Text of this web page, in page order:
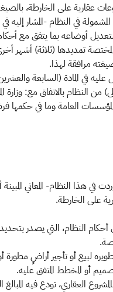
عقارية على الخارطة،
في النظام -المشار إليه
لتعديل أوضاعه بما يتفق مع
تمديدها (ثلاثة) أشهر
مرافقة لهذا.
عليه في المادة (السابعة
من النظام بالاتفاق مع:
العامة وما في حكمها
في هذا النظام- المعاني
على الخارطة.
أحكام النظام، التي يصدر
لبيع أو تأجير أراضٍ مطورة
أو المخطط المتفق عليه.
العقاري، تودع فيه المبالغ